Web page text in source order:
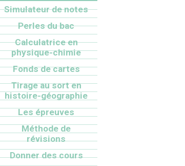
Simulateur de notes
Perles du bac
Calculatrice en
physique-chimie
Fonds de cartes
Tirage au sort en
histoire-géographie
Les épreuves
Méthode de
révisions
Donner des cours